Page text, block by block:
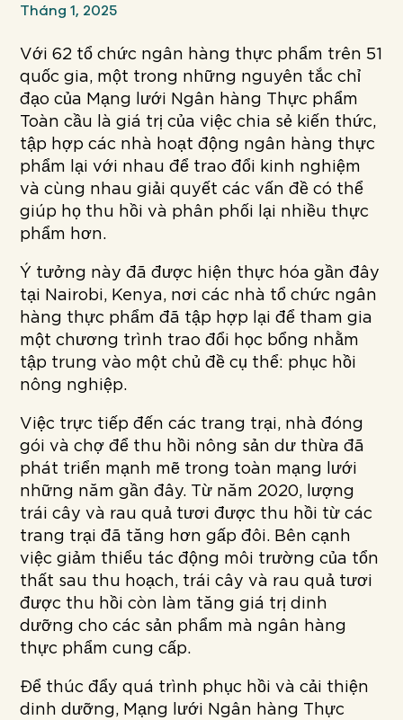
Tháng 1, 2025
Với 62 tổ chức ngân hàng thực phẩm trên 51
quốc gia, một trong những nguyên tắc chỉ
đạo của Mạng lưới Ngân hàng Thực phẩm
Toàn cầu là giá trị của việc chia sẻ kiến thức,
tập hợp các nhà hoạt động ngân hàng thực
phẩm lại với nhau để trao đổi kinh nghiệm
và cùng nhau giải quyết các vấn đề có thể
giúp họ thu hồi và phân phối lại nhiều thực
phẩm hơn.
Ý tưởng này đã được hiện thực hóa gần đây
tại Nairobi, Kenya, nơi các nhà tổ chức ngân
hàng thực phẩm đã tập hợp lại để tham gia
một chương trình trao đổi học bổng nhằm
tập trung vào một chủ đề cụ thể: phục hồi
nông nghiệp.
Việc trực tiếp đến các trang trại, nhà đóng
gói và chợ để thu hồi nông sản dư thừa đã
phát triển mạnh mẽ trong toàn mạng lưới
những năm gần đây. Từ năm 2020, lượng
trái cây và rau quả tươi được thu hồi từ các
trang trại đã tăng hơn gấp đôi. Bên cạnh
việc giảm thiểu tác động môi trường của tổn
thất sau thu hoạch, trái cây và rau quả tươi
được thu hồi còn làm tăng giá trị dinh
dưỡng cho các sản phẩm mà ngân hàng
thực phẩm cung cấp.
Để thúc đẩy quá trình phục hồi và cải thiện
dinh dưỡng, Mạng lưới Ngân hàng Thực